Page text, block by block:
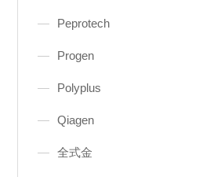
Peprotech
Progen
Polyplus
Qiagen
全式金